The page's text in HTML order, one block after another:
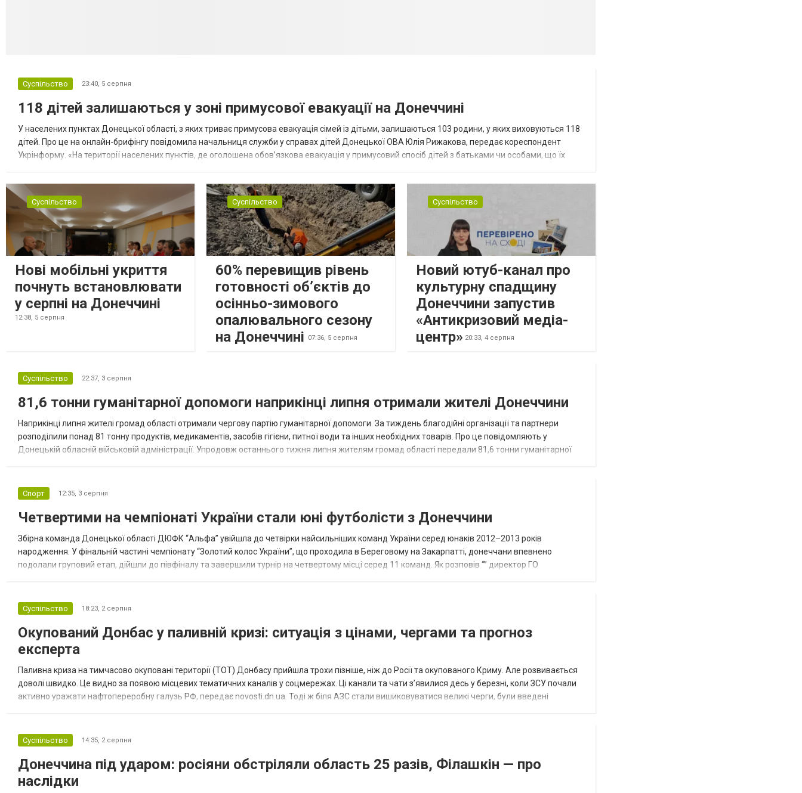
Суспільство 23:40, 5 серпня
118 дітей залишаються у зоні примусової евакуації на Донеччині
У населених пунктах Донецької області, з яких триває примусова евакуація сімей із дітьми, залишаються 103 родини, у яких виховуються 118
дітей. Про це на онлайн-брифінгу повідомила начальниця служби у справах дітей Донецької ОВА Юлія Рижакова, передає кореспондент
Укрінформу. «На території населених пунктів, де оголошена обов’язкова евакуація у примусовий спосіб дітей з батьками чи особами, що їх
Суспільство
Нові мобільні укриття
почнуть встановлювати
у серпні на Донеччині
12:38, 5 серпня
Суспільство
60% перевищив рівень
готовності об’єктів до
осінньо-зимового
опалювального сезону
на Донеччині
07:36, 5 серпня
Суспільство
Новий ютуб-канал про
культурну спадщину
Донеччини запустив
«Антикризовий медіа-
центр» 20:33, 4 серпня
Суспільство 22:37, 3 серпня
81,6 тонни гуманітарної допомоги наприкінці липня отримали жителі Донеччини
Наприкінці липня жителі громад області отримали чергову партію гуманітарної допомоги. За тиждень благодійні організації та партнери
розподілили понад 81 тонну продуктів, медикаментів, засобів гігієни, питної води та інших необхідних товарів. Про це повідомляють у
Донецькій обласній військовій адміністрації. Упродовж останнього тижня липня жителям громад області передали 81,6 тонни гуманітарної
Спорт 12:35, 3 серпня
Четвертими на чемпіонаті України стали юні футболісти з Донеччини
Збірна команда Донецької області ДЮФК “Альфа” увійшла до четвірки найсильніших команд України серед юнаків 2012–2013 років
народження. У фінальній частині чемпіонату “Золотий колос України”, що проходила в Береговому на Закарпатті, донеччани впевнено
подолали груповий етап, дійшли до півфіналу та завершили турнір на четвертому місці серед 11 команд. Як розповів “” директор ГО
Суспільство 18:23, 2 серпня
Окупований Донбас у паливній кризі: ситуація з цінами, чергами та прогноз
експерта
Паливна криза на тимчасово окуповані території (ТОТ) Донбасу прийшла трохи пізніше, ніж до Росії та окупованого Криму. Але розвивається
доволі швидко. Це видно за появою місцевих тематичних каналів у соцмережах. Ці канали та чати з’явилися десь у березні, коли ЗСУ почали
активно уражати нафтопереробну галузь РФ, передає novosti.dn.ua. Тоді ж біля АЗС стали вишиковуватися великі черги, були введені
Суспільство 14:35, 2 серпня
Донеччина під ударом: росіяни обстріляли область 25 разів, Філашкін — про
наслідки